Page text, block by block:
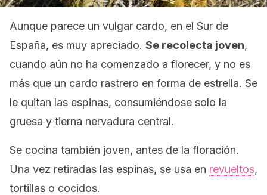
Aunque parece un vulgar cardo, en el Sur de
España, es muy apreciado. Se recolecta joven,
cuando aún no ha comenzado a florecer, y no es
más que un cardo rastrero en forma de estrella. Se
le quitan las espinas, consumiéndose solo la
gruesa y tierna nervadura central.
Se cocina también joven, antes de la floración.
Una vez retiradas las espinas, se usa en revueltos,
tortillas o cocidos.